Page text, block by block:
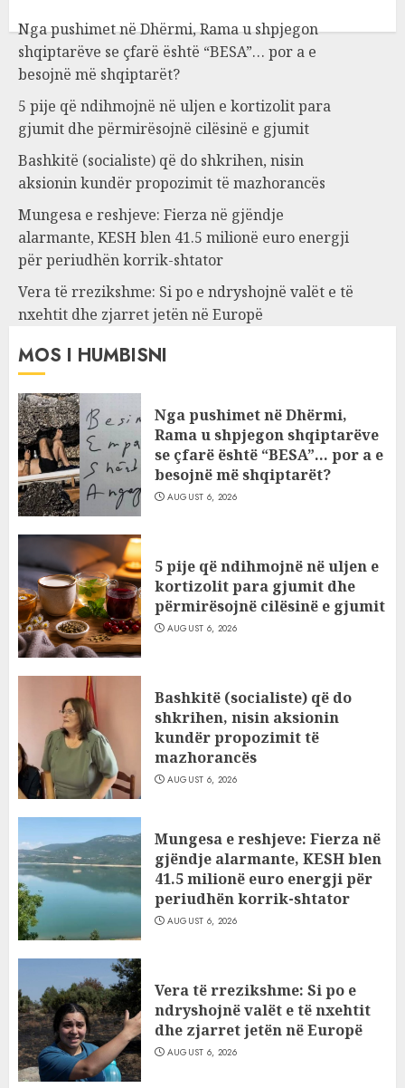
Nga pushimet në Dhërmi, Rama u shpjegon
shqiptarëve se çfarë është “BESA”… por a e
besojnë më shqiptarët?
5 pije që ndihmojnë në uljen e kortizolit para
gjumit dhe përmirësojnë cilësinë e gjumit
Bashkitë (socialiste) që do shkrihen, nisin
aksionin kundër propozimit të mazhorancës
Mungesa e reshjeve: Fierza në gjëndje
alarmante, KESH blen 41.5 milionë euro energji
për periudhën korrik-shtator
Vera të rrezikshme: Si po e ndryshojnë valët e të
nxehtit dhe zjarret jetën në Europë
MOS I HUMBISNI
Nga pushimet në Dhërmi,
Rama u shpjegon shqiptarëve
se çfarë është “BESA”… por a e
besojnë më shqiptarët?
AUGUST 6, 2026
5 pije që ndihmojnë në uljen e
kortizolit para gjumit dhe
përmirësojnë cilësinë e gjumit
AUGUST 6, 2026
Bashkitë (socialiste) që do
shkrihen, nisin aksionin
kundër propozimit të
mazhorancës
AUGUST 6, 2026
Mungesa e reshjeve: Fierza në
gjëndje alarmante, KESH blen
41.5 milionë euro energji për
periudhën korrik-shtator
AUGUST 6, 2026
Vera të rrezikshme: Si po e
ndryshojnë valët e të nxehtit
dhe zjarret jetën në Europë
AUGUST 6, 2026